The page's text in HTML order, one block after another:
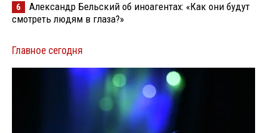
6
Александр Бельский об иноагентах: «Как они будут
смотреть людям в глаза?»
Главное сегодня